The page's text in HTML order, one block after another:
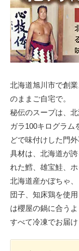
北海道旭川市で創
のままご自宅で。
秘伝のスープは、
ガラ100キログラム
どで味付けした門外
具材は、北海道が
れた鱈、雄宝鮭、
北海道産かぼちゃ
団子、知床鶏を使
は櫻屋の鍋に合う
すべて冷凍でお届け